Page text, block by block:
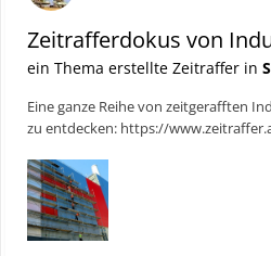
Zeitrafferdokus von
ein Thema erstellte Zeitraffer in
Eine ganze Reihe von zeitgerafften
zu entdecken: https://